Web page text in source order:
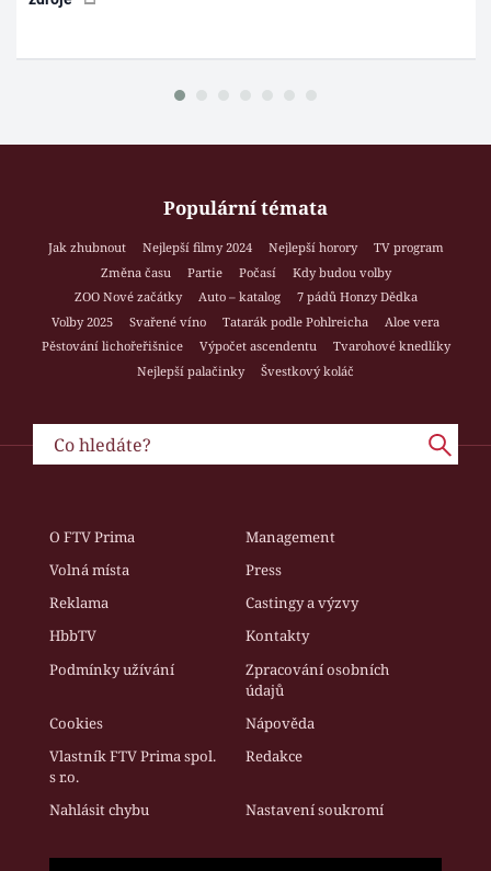
Populární témata
Jak zhubnout Nejlepší filmy 2024 Nejlepší horory
TV program
Změna času
Partie Počasí
Kdy budou volby
ZOO Nové začátky
Auto – katalog
7 pádů Honzy Dědka
Volby 2025
Svařené víno Tatarák podle Pohlreicha
Aloe vera
Pěstování lichořeřišnice
Výpočet ascendentu
Tvarohové knedlíky
Nejlepší palačinky
Švestkový koláč
O FTV Prima
Management
Volná místa
Press
Reklama
Castingy a výzvy
HbbTV
Kontakty
Podmínky užívání
Zpracování osobních
údajů
Cookies
Nápověda
Vlastník FTV Prima spol.
s r.o.
Redakce
Nahlásit chybu Nastavení soukromí